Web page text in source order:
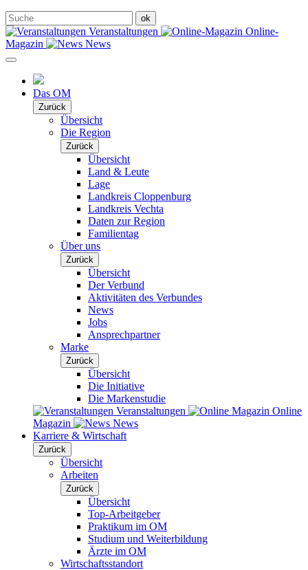
Veranstaltungen
Online-
Magazin
News
Das OM
Zurück
Übersicht
Die Region
Zurück
Übersicht
Land & Leute
Lage
Landkreis Cloppenburg
Landkreis Vechta
Daten zur Region
Familientag
Über uns
Zurück
Übersicht
Der Verbund
Aktivitäten des Verbundes
News
Jobs
Ansprechpartner
Marke
Zurück
Übersicht
Die Initiative
Die Markenstudie
Veranstaltungen
Online
Magazin
News
Karriere & Wirtschaft
Zurück
Übersicht
Arbeiten
Zurück
Übersicht
Top-Arbeitgeber
Praktikum im OM
Studium und Weiterbildung
Ärzte im OM
Wirtschaftsstandort